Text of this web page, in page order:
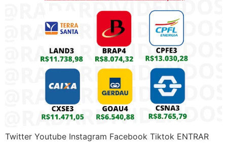
Twitter Youtube Instagram Facebook Tiktok ENTRAR